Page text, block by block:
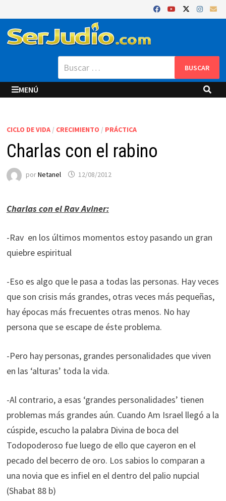
al
contenido
Buscar:
MENÚ
CICLO DE VIDA/ CRECIMIENTO / PRÁCTICA
Charlas con el rabino
porNetanel 12/08/2012
Charlas con el Rav Aviner:
-Rav en los últimos momentos estoy pasando un gran
quiebre espiritual
-Eso es algo que le pasa a todas las personas. Hay veces
que son crisis más grandes, otras veces más pequeñas,
hay épocas más frecuentes otras menos. No hay
persona que se escape de éste problema.
-Pero hay personas, grandes personalidades que viven
en las ‘alturas’ toda la vida.
-Al contrario, a esas ‘grandes personalidades’ tienen
problemas más grandes aún. Cuando Am Israel llegó a la
cúspide, escucho la palabra Divina de boca del
Todopoderoso fue luego de ello que cayeron en el
pecado del becerro de oro. Los sabios lo comparan a
una novia que es infiel en el dentro del palio nupcial
(Shabat 88 b)